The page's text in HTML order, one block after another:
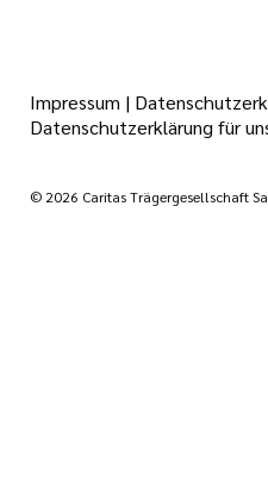
© 2026 Caritas Trägergesellschaft
Impressum |
Datenschutzerklärung für